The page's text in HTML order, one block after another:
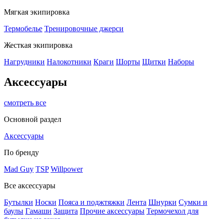
Мягкая экипировка
Термобелье Тренировочные джерси
Жесткая экипировка
Нагрудники Налокотники Краги Шорты Щитки Наборы
Аксессуары
смотреть все
Основной раздел
Аксессуары
По бренду
Mad Guy TSP Willpower
Все аксессуары
Бутылки Носки Пояса и поджтяжки Лента Шнурки Сумки и
баулы Гамаши Защита Прочие аксессуары Термочехол для